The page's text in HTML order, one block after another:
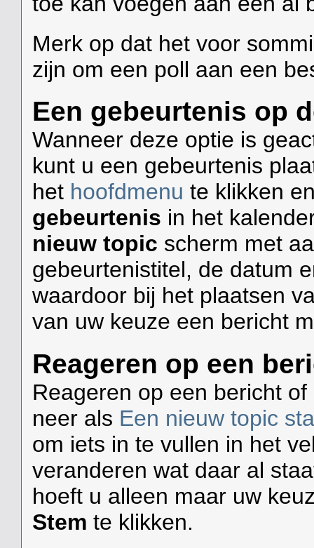
Merk op dat het voor
zijn om een poll aan een
Een gebeurtenis op
Wanneer deze optie is
kunt u een gebeurtenis
het hoofdmenu te klikken
gebeurtenis in het
nieuw topic scherm met
gebeurtenistitel, de datum
waardoor bij het plaatsen
van uw keuze een bericht
Reageren op een
Reageren op een bericht
neer als Een nieuw topic
om iets in te vullen in het
veranderen wat daar al
hoeft u alleen maar uw
Stem te klikken.